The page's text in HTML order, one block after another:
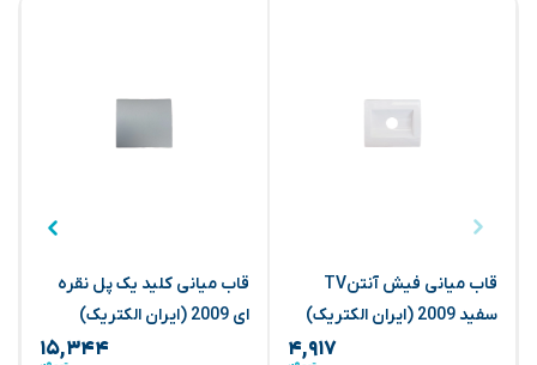
قاب میانی فیش آنتنTV
سفید 2009 (ایران الکتریک)
۴,۹۱۷
قاب میانی کلید یک پل نقره
ای 2009 (ایران الکتریک)
۱۵,۳۴۴